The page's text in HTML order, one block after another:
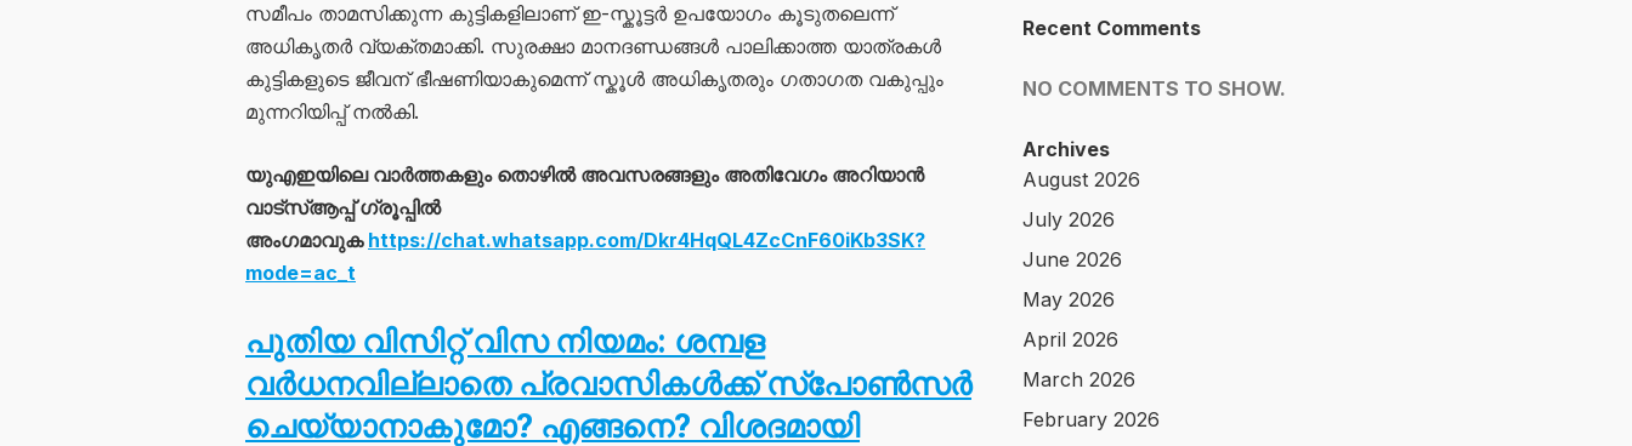
സമീപം താമസിക്കുന്ന കുട്ടികളിലാണ് ഇ-സ്കൂട്ടർ ഉപയോഗം കൂടുതലെന്ന്
അധികൃതർ വ്യക്തമാക്കി. സുരക്ഷാ മാനദണ്ഡങ്ങൾ പാലിക്കാത്ത യാത്രകൾ
കുട്ടികളുടെ ജീവന് ഭീഷണിയാകുമെന്ന് സ്കൂൾ അധികൃതരും ഗതാഗത വകുപ്പും
മുന്നറിയിപ്പ് നൽകി.
യുഎഇയിലെ വാർത്തകളും തൊഴിൽ അവസരങ്ങളും അതിവേഗം അറിയാൻ
വാട്സ്ആപ്പ് ഗ്രൂപ്പിൽ
അംഗമാവുക https://chat.whatsapp.com/Dkr4HqQL4ZcCnF60iKb3SK?
mode=ac_t
പുതിയ വിസിറ്റ് വിസ നിയമം: ശമ്പള
വർധനവില്ലാതെ പ്രവാസികൾക്ക് സ്പോൺസർ
ചെയ്യാനാകുമോ? എങ്ങനെ? വിശദമായി
Recent Comments
NO COMMENTS TO SHOW.
Archives
August 2026
July 2026
June 2026
May 2026
April 2026
March 2026
February 2026